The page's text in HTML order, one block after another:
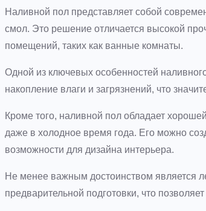
Наливной пол представляет собой
смол. Это решение отличается высокой
помещений, таких как ванные комнаты.
Одной из ключевых особенностей
накопление влаги и загрязнений, что
Кроме того, наливной пол обладает
даже в холодное время года. Его можно
возможности для дизайна интерьера.
Не менее важным достоинством является
предварительной подготовки, что